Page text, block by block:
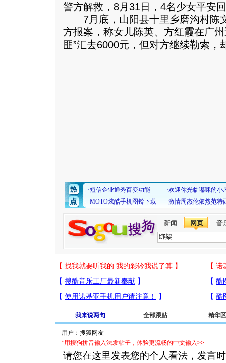
警方解救，8月31日，4名少女平安
7月底，山阳县十里乡磨沟村陈
方报案，称女儿陈英、方红霞在广
匪”汇去6000元，但对方继续勒索，
新闻 网页 音
我来说两句 全部跟贴 精华区
用户：
*用搜狗拼音输入法发帖子，体验更流畅的中文输入>>